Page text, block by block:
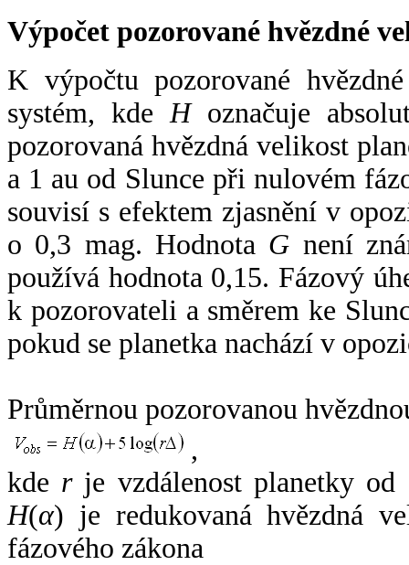
Výpočet pozorované hvězdné
K výpočtu pozorované
systém, kde Hoznačuje
pozorovaná hvězdná velikost
a 1 au od Slunce při nulovém
souvisí s efektem zjasnění v
o 0,3 mag. Hodnota G není
používá hodnota 0,15. Fázový
k pozorovateli a směrem ke
pokud se planetka nachází v
Průměrnou pozorovanou
,
kde rje vzdálenost planetky od
H(α) je redukovaná hvězdná
fázového zákona